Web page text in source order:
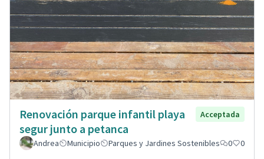
Renovación parque infantil playa
segur junto a petanca
Acceptada
Andrea Municipio Parques y Jardines Sostenibles 0 0